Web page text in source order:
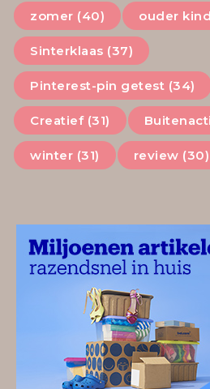
zomer (40) ouder
Sinterklaas (37)
Pinterest-pin getest (34)
Creatief (31)
winter (31) review (30)